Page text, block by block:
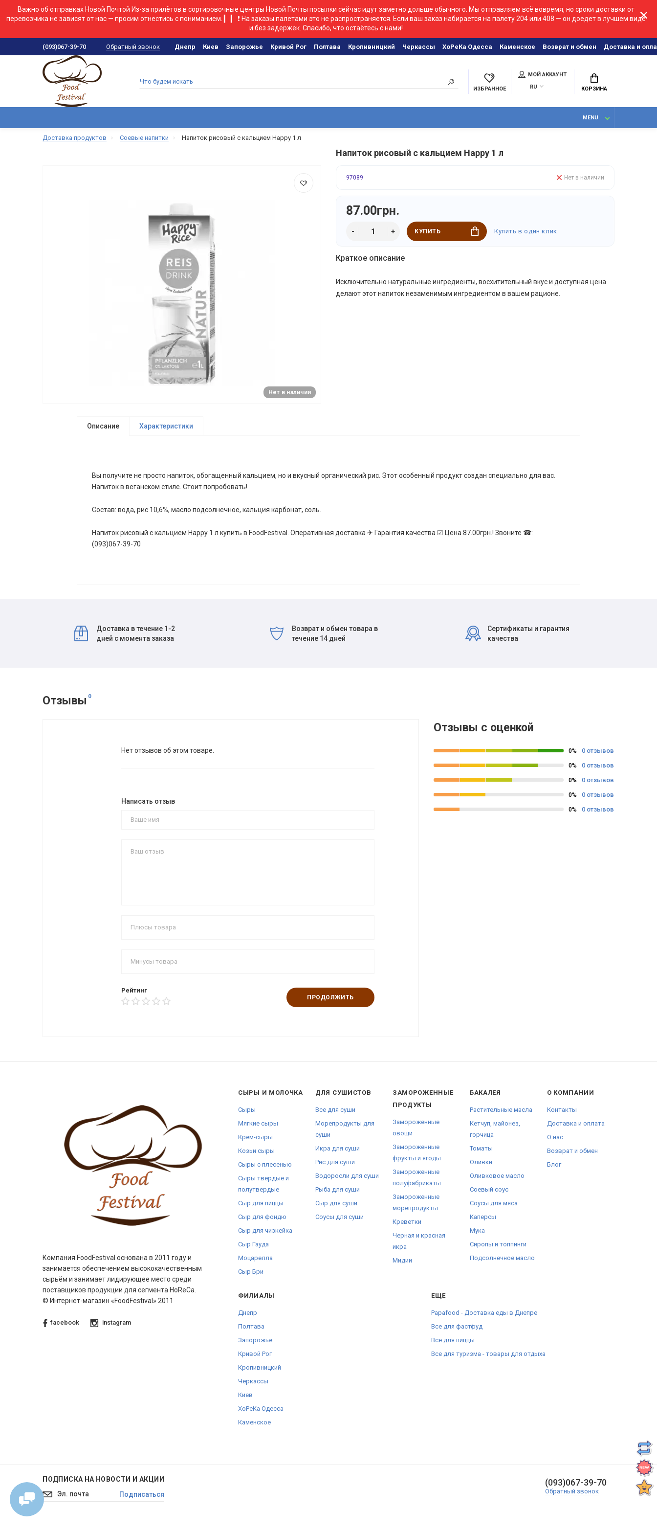
Важно об отправках Новой Почтой Из-за прилётов в сортировочные центры Новой Почты посылки сейчас идут заметно дольше обычного. Мы отправляем всё вовремя, но сроки доставки от
перевозчика не зависят от нас — просим отнестись с пониманием. ▎ ▎ ❗ На заказы палетами это не распространяется. Если ваш заказ набирается на палету 204 или 408 — он доедет в лучшем виде
и без задержек. Спасибо, что остаётесь с нами!
(093)067-39-70 Обратный звонок Днепр Киев Запорожье Кривой Рог Полтава Кропивницкий Черкаcсы ХоРеКа Одесса Каменское Возврат и обмен Доставка и
ИЗБРАННОЕ
МОЙ АККАУНТ
RU
КОРЗИНА
MENU
Доставка продуктов Соевые напитки Напиток рисовый с кальцием Happy 1 л
Напиток рисовый с кальцием Happy 1 л
Нет в наличии
97089 Нет в наличии
87.00грн.
КУПИТЬ Купить в один клик
Краткое описание
Исключительно натуральные ингредиенты, восхитительный вкус и доступная цена
делают этот напиток незаменимым ингредиентом в вашем рационе.
Описание Характеристики
Вы получите не просто напиток, обогащенный кальцием, но и вкусный органический рис. Этот особенный продукт создан специально для вас.
Напиток в веганском стиле. Стоит попробовать!
Состав: вода, рис 10,6%, масло подсолнечное, кальция карбонат, соль.
Напиток рисовый с кальцием Happy 1 л купить в FoodFestival. Оперативная доставка ✈ Гарантия качества ☑ Цена 87.00грн.! Звоните ☎:
(093)067-39-70
Доставка в течение 1-2
дней с момента заказа
Возврат и обмен товара в
течение 14 дней
Сертификаты и гарантия
качества
Отзывы 0
Нет отзывов об этом товаре.
Написать отзыв
Рейтинг
ПРОДОЛЖИТЬ
Отзывы с оценкой
0% 0 отзывов
0% 0 отзывов
0% 0 отзывов
0% 0 отзывов
0% 0 отзывов
Компания FoodFestival основана в 2011 году и
занимается обеспечением высококачественным
сырьём и занимает лидирующее место среди
поставщиков продукции для сегмента HoReCa.
© Интернет-магазин «FoodFestival» 2011
facebook instagram
СЫРЫ И МОЛОЧКА
Сыры
Мягкие сыры
Крем-сыры
Козьи сыры
Сыры с плесенью
Сыры твердые и
полутвердые
Сыр для пиццы
Сыр для фондю
Сыр для чизкейка
Сыр Гауда
Моцарелла
Сыр Бри
ДЛЯ СУШИСТОВ
Все для суши
Морепродукты для
суши
Икра для суши
Рис для суши
Водоросли для суши
Рыба для суши
Сыр для суши
Соусы для суши
ЗАМОРОЖЕННЫЕ
ПРОДУКТЫ
Замороженные
овощи
Замороженные
фрукты и ягоды
Замороженные
полуфабрикаты
Замороженные
морепродукты
Креветки
Черная и красная
икра
Мидии
БАКАЛЕЯ
Растительные масла
Кетчуп, майонез,
горчица
Томаты
Оливки
Оливковое масло
Соевый соус
Соусы для мяса
Каперсы
Мука
Сиропы и топпинги
Подсолнечное масло
О КОМПАНИИ
Контакты
Доставка и оплата
О нас
Возврат и обмен
Блог
ФИЛИАЛЫ
Днепр
Полтава
Запорожье
Кривой Рог
Кропивницкий
Черкаcсы
Киев
ХоРеКа Одесса
Каменское
ЕЩЕ
Papafood - Доставка еды в Днепре
Все для фастфуд
Все для пиццы
Все для туризма - товары для отдыха
ПОДПИСКА НА НОВОСТИ И АКЦИИ
Подписаться
(093)067-39-70
Обратный звонок